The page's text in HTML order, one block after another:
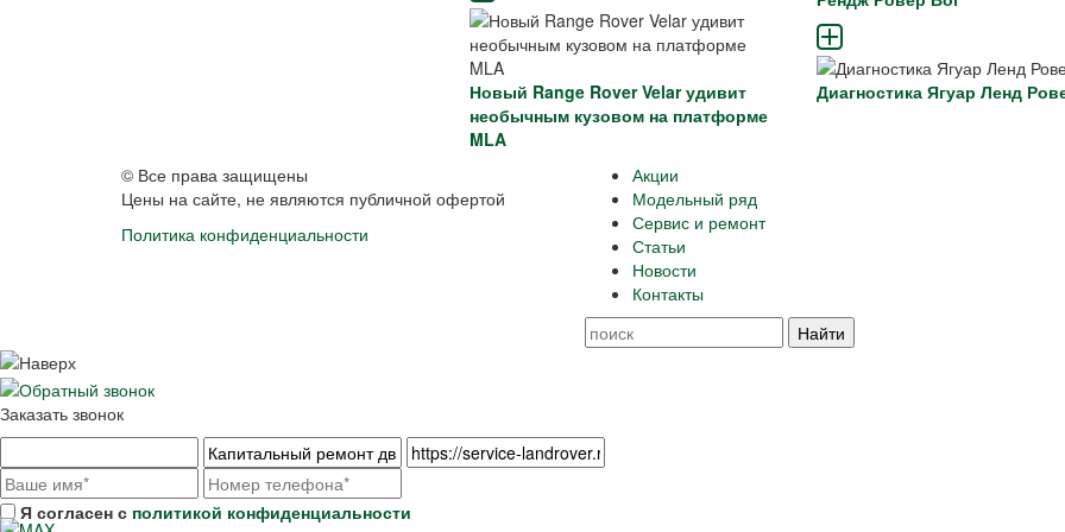
Новый Range Rover Velar удивит
необычным кузовом на платформе
MLA
Диагностика Ягуар Ленд
© Все права защищены
Цены на сайте, не являются публичной офертой
Политика конфиденциальности
Акции
Модельный ряд
Сервис и ремонт
Статьи
Новости
Контакты
Заказать звонок
Я согласен с политикой конфиденциальности